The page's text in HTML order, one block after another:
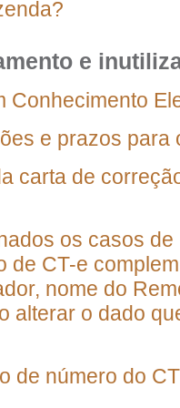
e
Conhecimento
e prazos para
carta de
os casos
de CT-e
nome do
alterar o dado
de número do